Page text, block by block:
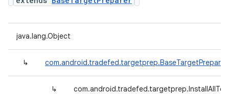
java.lang.Object
↳ com.android.tradefed.targetprep.BaseTargetPreparer
↳